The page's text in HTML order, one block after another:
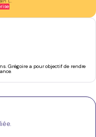
Grégoire a pour objectif de rendre